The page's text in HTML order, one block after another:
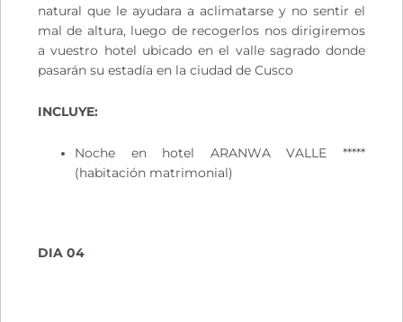
natural que le ayudara a aclimatarse y no sentir el
mal de altura, luego de recogerlos nos dirigiremos
a vuestro hotel ubicado en el valle sagrado donde
pasarán su estadía en la ciudad de Cusco
INCLUYE:
Noche en hotel ARANWA VALLE *****
(habitación matrimonial)
DIA 04